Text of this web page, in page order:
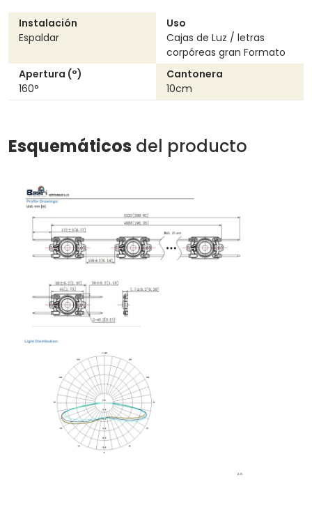
Instalación
Espaldar
Uso
Cajas de Luz / letras
corpóreas gran Formato
Apertura (°)
160°
cantonera
10cm
Esquemáticos del producto